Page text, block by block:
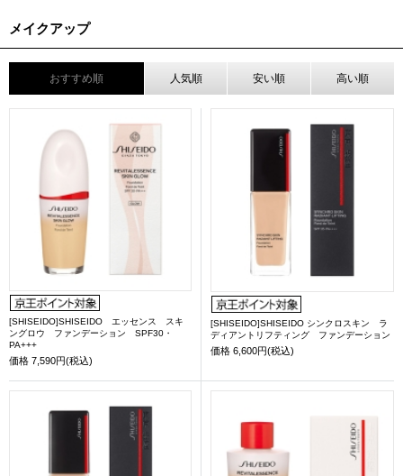
メイクアップ
おすすめ順 人気順 安い順 高い順
[SHISEIDO]SHISEIDO エッセンス スキ
ングロウ ファンデーション SPF30・
PA+++
価格 7,590円(税込)
[SHISEIDO]SHISEIDO シンクロスキン ラ
ディアントリフティング ファンデーション
価格 6,600円(税込)